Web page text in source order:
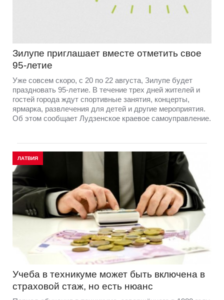
Зилупе приглашает вместе отметить свое
95-летие
Уже совсем скоро, с 20 по 22 августа, Зилупе будет
праздновать 95-летие. В течение трех дней жителей и
гостей города ждут спортивные занятия, концерты,
ярмарка, развлечения для детей и другие мероприятия.
Об этом сообщает Лудзенское краевое самоуправление.
ЛАТВИЯ
Учеба в техникуме может быть включена в
страховой стаж, но есть нюанс